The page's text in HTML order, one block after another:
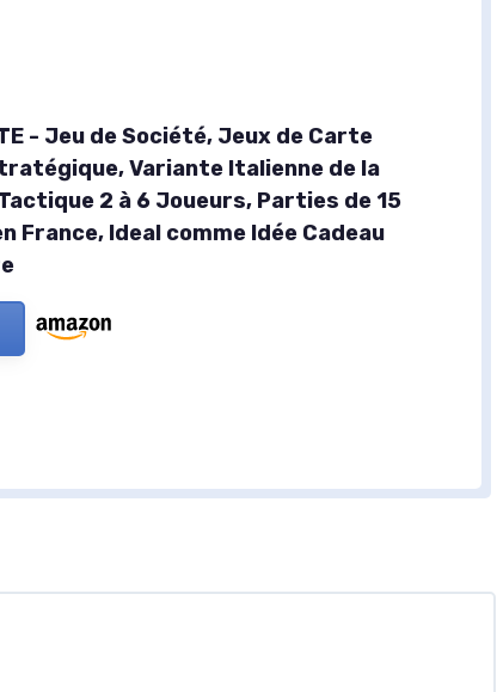
- Jeu de Société, Jeux de Carte
Variante Italienne de la
2 à 6 Joueurs, Parties de 15
France, Ideal comme Idée Cadeau